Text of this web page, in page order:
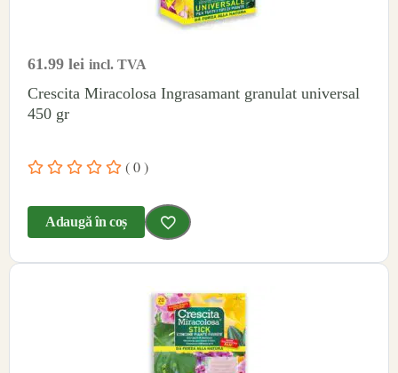
61.99 lei incl. TVA
Crescita Miracolosa Ingrasamant granulat universal
450 gr
( 0 )
Adaugă în coș